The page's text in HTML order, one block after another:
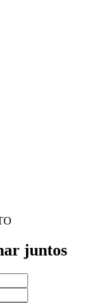
juntos